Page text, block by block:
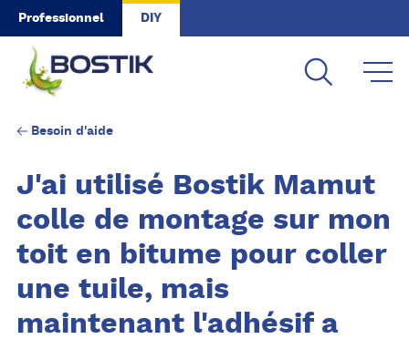
Skip to main content
Professionnel DIY
Besoin d'aide
J'ai utilisé Bostik Mamut
colle de montage sur mon
toit en bitume pour coller
une tuile, mais
maintenant l'adhésif a